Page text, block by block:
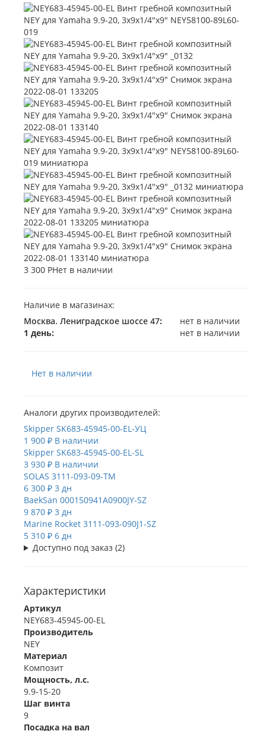
3 300 РНет в наличии
Наличие в магазинах:
Москва. Лениградское шоссе 47:
нет в наличии
1 день:
нет в наличии
Нет в наличии
Аналоги других производителей:
Skipper SK683-45945-00-EL-УЦ
1 900 ₽ В наличии
Skipper SK683-45945-00-EL-SL
3 930 ₽ В наличии
SOLAS 3111-093-09-TM
6 300 ₽ 3 дн
BaekSan 000150941A0900JY-SZ
9 870 ₽ 3 дн
Marine Rocket 3111-093-090J1-SZ
5 310 ₽ 6 дн
Доступно под заказ (2)
Характеристики
Артикул
NEY683-45945-00-EL
Производитель
NEY
Материал
Композит
Мощность, л.с.
9.9-15-20
Шаг винта
9
Посадка на вал